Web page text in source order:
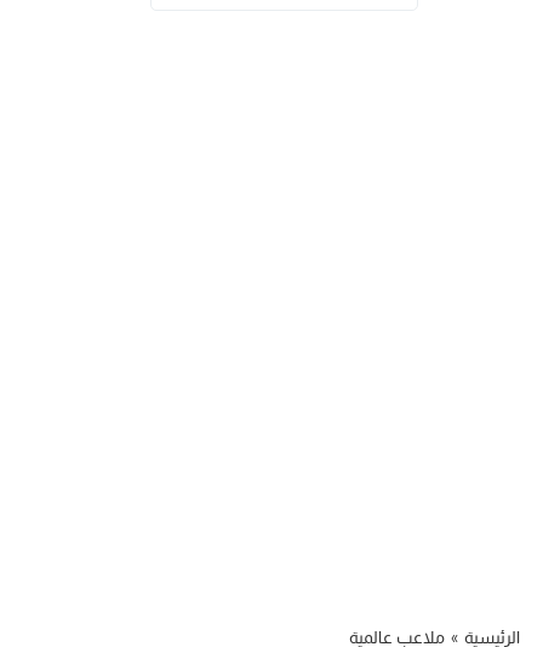
الرئيسية » ملاعب عالمية